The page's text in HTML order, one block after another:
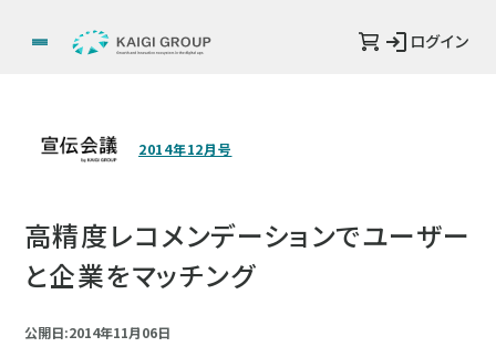
ログイン
2014年12月号
高精度レコメンデーションでユーザー
と企業をマッチング
公開日:2014年11月06日